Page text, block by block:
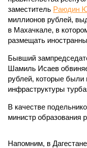
заместитель Раюдин
миллионов рублей,
в Махачкале, в
размещать
Бывший
Шамиль Исаев
рублей, которые
инфраструктуры
В качестве
министр образования
Напомним, в